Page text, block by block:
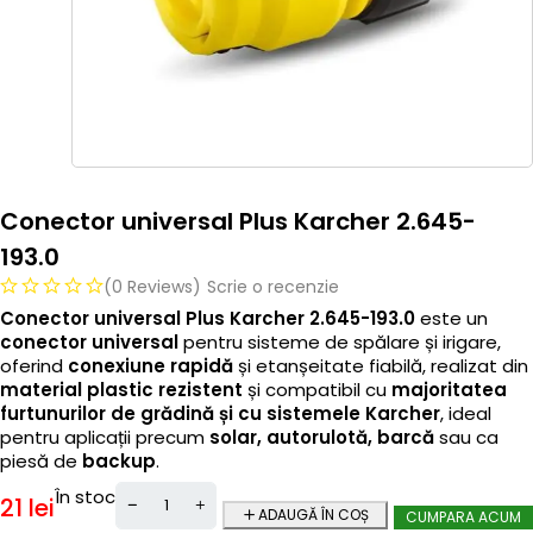
Conector universal Plus Karcher 2.645-
193.0
(0 Reviews) Scrie o recenzie
Conector universal Plus Karcher 2.645-193.0este un
conector universalpentru sisteme de spălare și irigare,
oferind conexiune rapidăși etanșeitate fiabilă, realizat din
material plastic rezistent și compatibil cu majoritatea
furtunurilor de grădină și cu sistemele Karcher, ideal
pentru aplicații precum solar, autorulotă, barcăsau ca
piesă de backup.
21 leiÎn stoc
ADAUGĂ ÎN COȘ CUMPARA ACUM